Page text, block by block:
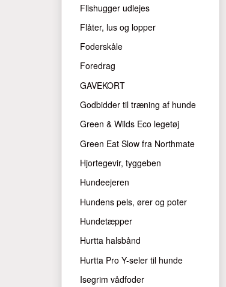
Flishugger udlejes
Flåter, lus og lopper
Foderskåle
Foredrag
GAVEKORT
Godbidder til træning af hunde
Green & Wilds Eco legetøj
Green Eat Slow fra Northmate
Hjortegevir, tyggeben
Hundeejeren
Hundens pels, ører og poter
Hundetæpper
Hurtta halsbånd
Hurtta Pro Y-seler til hunde
Isegrim vådfoder